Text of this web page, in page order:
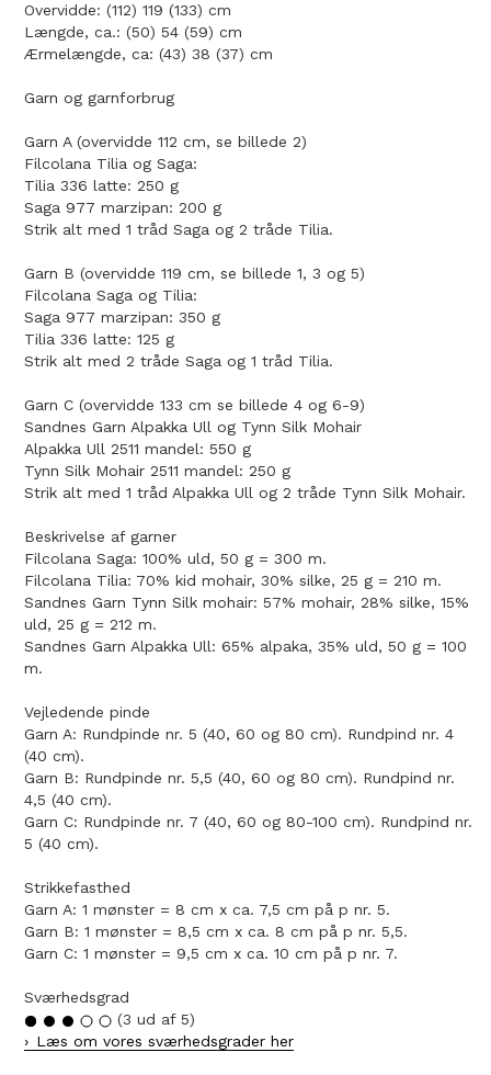
Overvidde: (112) 119 (133) cm
Længde, ca.: (50) 54 (59) cm
Ærmelængde, ca: (43) 38 (37) cm
Garn og garnforbrug
Garn A (overvidde 112 cm, se billede 2)
Filcolana Tilia og Saga:
Tilia 336 latte: 250 g
Saga 977 marzipan: 200 g
Strik alt med 1 tråd Saga og 2 tråde Tilia.
Garn B (overvidde 119 cm, se billede 1, 3 og 5)
Filcolana Saga og Tilia:
Saga 977 marzipan: 350 g
Tilia 336 latte: 125 g
Strik alt med 2 tråde Saga og 1 tråd Tilia.
Garn C (overvidde 133 cm se billede 4 og 6-9)
Sandnes Garn Alpakka Ull og Tynn Silk Mohair
Alpakka Ull 2511 mandel: 550 g
Tynn Silk Mohair 2511 mandel: 250 g
Strik alt med 1 tråd Alpakka Ull og 2 tråde Tynn Silk Mohair.
Beskrivelse af garner
Filcolana Saga: 100% uld, 50 g = 300 m.
Filcolana Tilia: 70% kid mohair, 30% silke, 25 g = 210 m.
Sandnes Garn Tynn Silk mohair: 57% mohair, 28% silke, 15%
uld, 25 g = 212 m.
Sandnes Garn Alpakka Ull: 65% alpaka, 35% uld, 50 g = 100
m.
Vejledende pinde
Garn A: Rundpinde nr. 5 (40, 60 og 80 cm). Rundpind nr. 4
(40 cm).
Garn B: Rundpinde nr. 5,5 (40, 60 og 80 cm). Rundpind nr.
4,5 (40 cm).
Garn C: Rundpinde nr. 7 (40, 60 og 80-100 cm). Rundpind nr.
5 (40 cm).
Strikkefasthed
Garn A: 1 mønster = 8 cm x ca. 7,5 cm på p nr. 5.
Garn B: 1 mønster = 8,5 cm x ca. 8 cm på p nr. 5,5.
Garn C: 1 mønster = 9,5 cm x ca. 10 cm på p nr. 7.
Sværhedsgrad
(3 ud af 5)
Læs om vores sværhedsgrader her